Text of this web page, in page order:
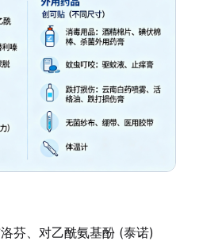
芬、对乙酰氨基酚 (泰诺)